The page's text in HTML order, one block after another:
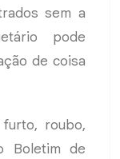
sem a
pode
de coisa
roubo,
Boletim de